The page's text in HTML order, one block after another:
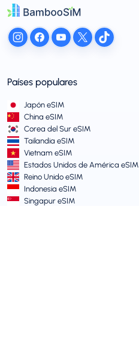
Países populares
Japón eSIM
China eSIM
Corea del Sur eSIM
Tailandia eSIM
Vietnam eSIM
Estados Unidos de América eSIM
Reino Unido eSIM
Indonesia eSIM
Singapur eSIM